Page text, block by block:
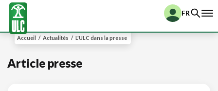
FR
Accueil / Actualités / L'ULC dans la presse
Article presse